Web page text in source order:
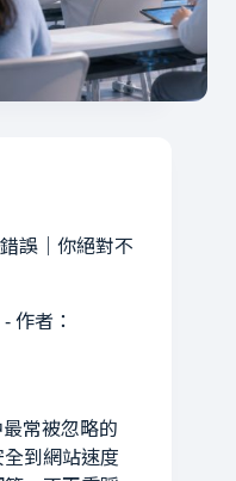
誤｜你絕對不
作者：
常被忽略的
到網站速度